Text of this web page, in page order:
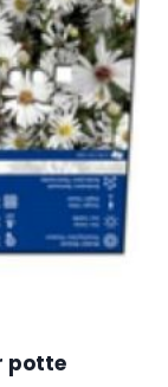
potte